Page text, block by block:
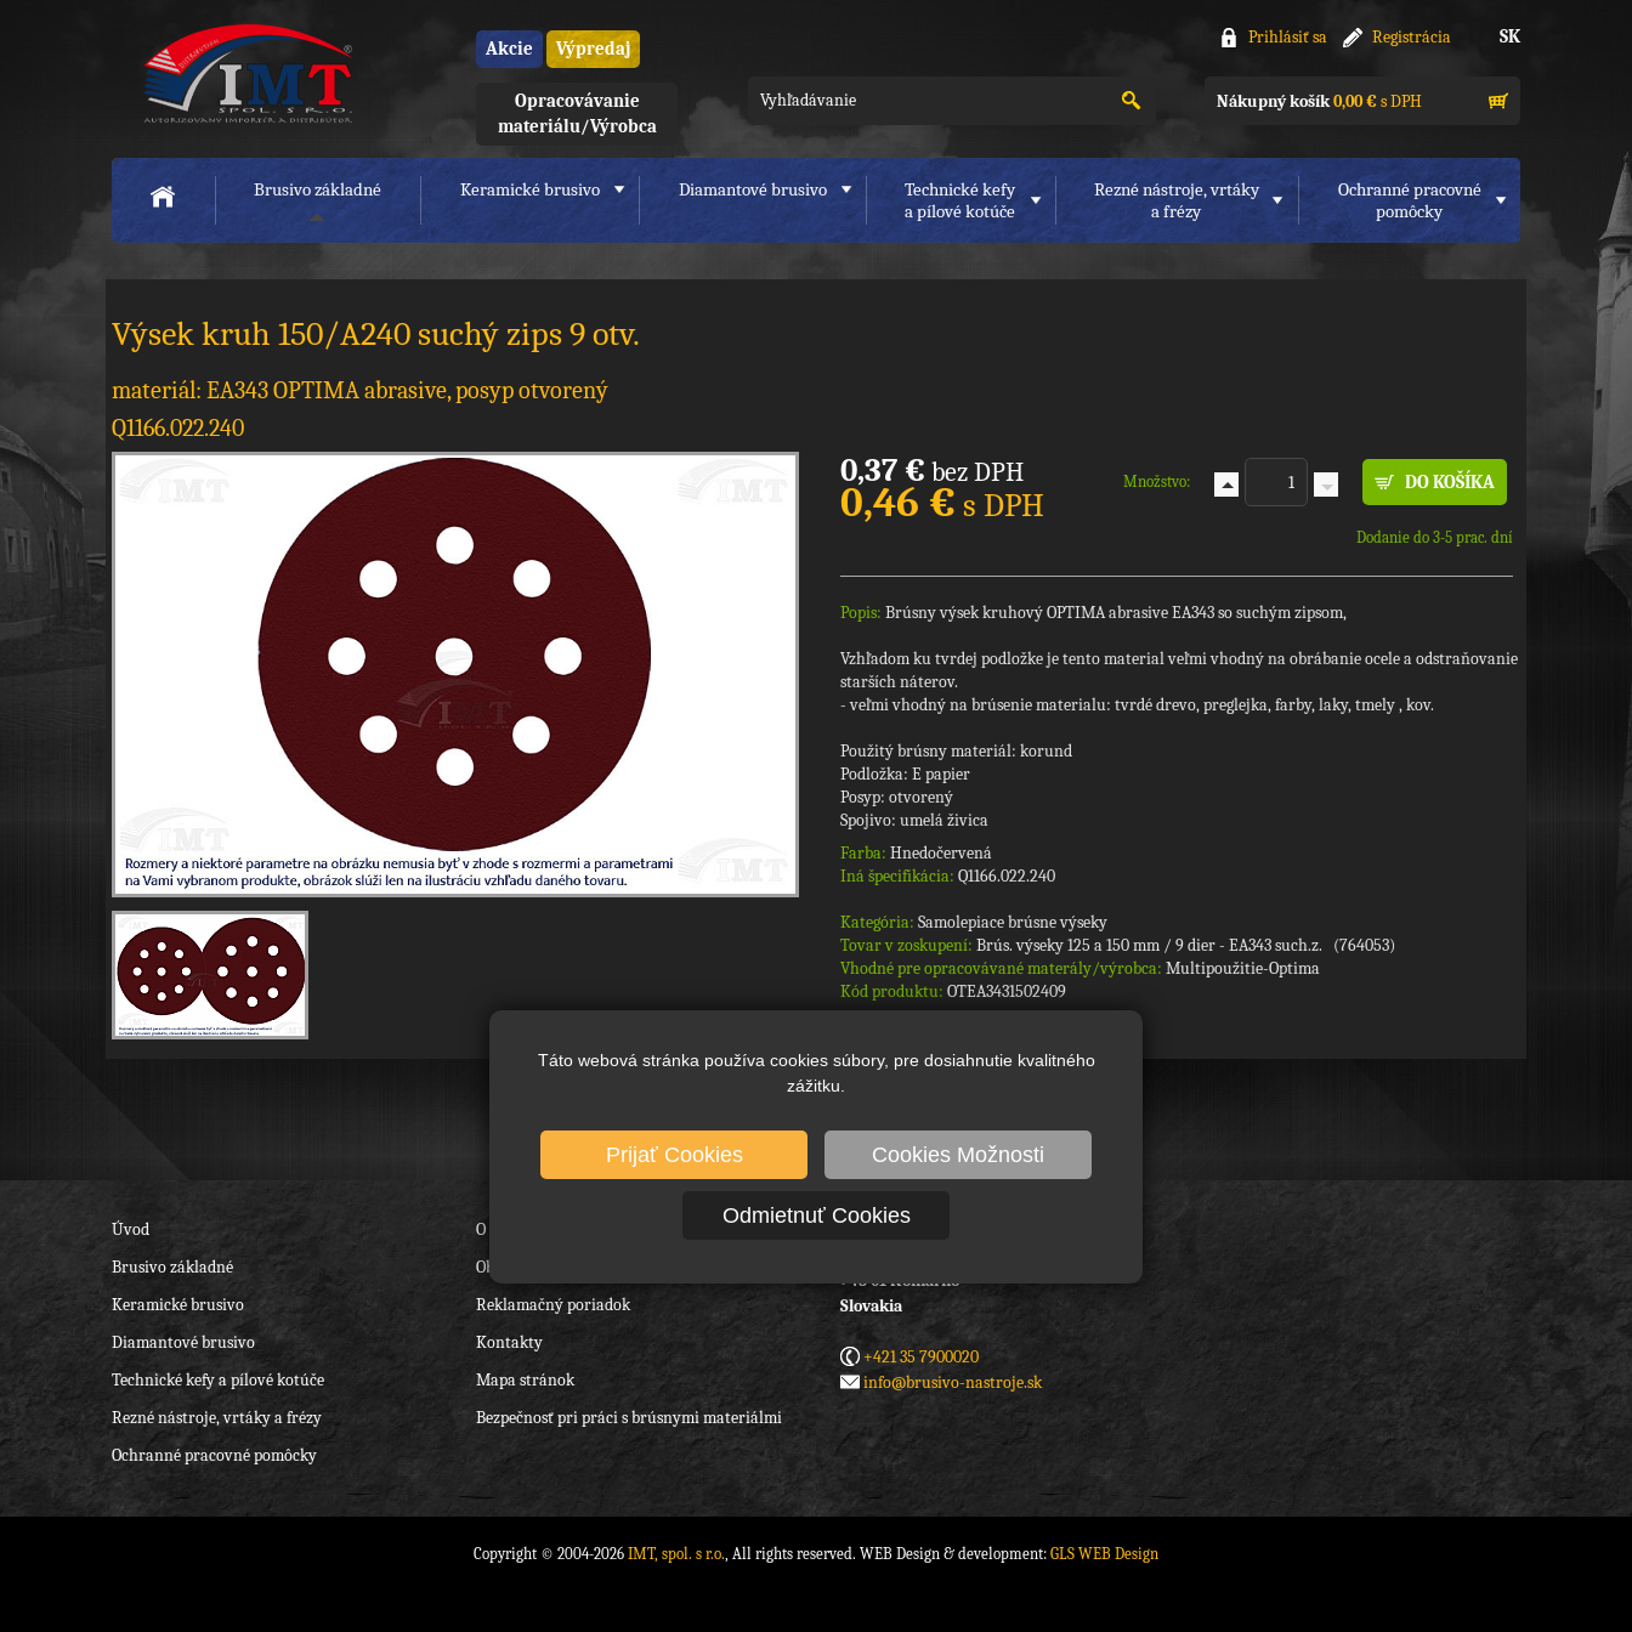
Táto webová stránka používa cookies súbory, pre dosiahnutie kvalitného
zážitku.
Prijať Cookies Cookies Možnosti
Odmietnuť Cookies
Akcie Výpredaj
Prihlásiť sa Registrácia SK
Opracovávanie
materiálu/Výrobca
Nákupný košík0,00 €s DPH
Brusivo základné Keramické brusivo Diamantové brusivo
Technické kefy
a pílové kotúče
Rezné nástroje, vrtáky
a frézy
Ochranné pracovné
pomôcky
Výsek kruh 150/A240 suchý zips 9 otv.
materiál: EA343 OPTIMA abrasive, posyp otvorený
Q1166.022.240
0,37 € bez DPH
0,46 € s DPH
Množstvo:
Dodanie do 3-5 prac. dní
Popis: Brúsny výsek kruhový OPTIMA abrasive EA343 so suchým zipsom,
Vzhľadom ku tvrdej podložke je tento material veľmi vhodný na obrábanie ocele a odstraňovanie
starších náterov.
- veľmi vhodný na brúsenie materialu: tvrdé drevo, preglejka, farby, laky, tmely , kov.
Použitý brúsny materiál: korund
Podložka: E papier
Posyp: otvorený
Spojivo: umelá živica
Farba: Hnedočervená
Iná špecifikácia: Q1166.022.240
Kategória: Samolepiace brúsne výseky
Tovar v zoskupení: Brús. výseky 125 a 150 mm / 9 dier - EA343 such.z. (764053)
Vhodné pre opracovávané materály/výrobca: Multipoužitie-Optima
Kód produktu: OTEA3431502409
Úvod
Brusivo základné
Keramické brusivo
Diamantové brusivo
Technické kefy a pílové kotúče
Rezné nástroje, vrtáky a frézy
Ochranné pracovné pomôcky
O nás
Obchodné podmienky
Reklamačný poriadok
Kontakty
Mapa stránok
Bezpečnosť pri práci s brúsnymi materiálmi
IMT spol. s r.o.
945 01 Komárno
Slovakia
+421 35 7900020
info@brusivo-nastroje.sk
Copyright © 2004-2026 IMT, spol. s r.o. , All rights reserved. WEB Design & development: GLS WEB Design